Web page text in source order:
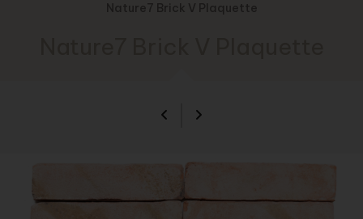
Nature7 Brick V Plaquette